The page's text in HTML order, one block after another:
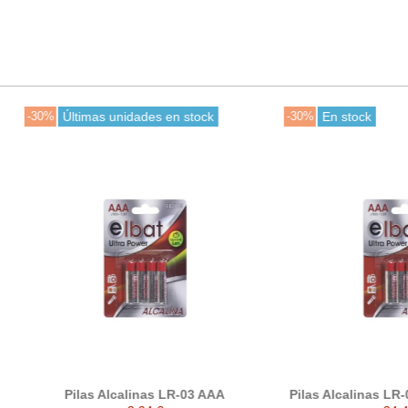
Últimas unidades en stock
Alcalinas LR-03 AAA
En stock
Pilas Alcalinas LR-03 AAA